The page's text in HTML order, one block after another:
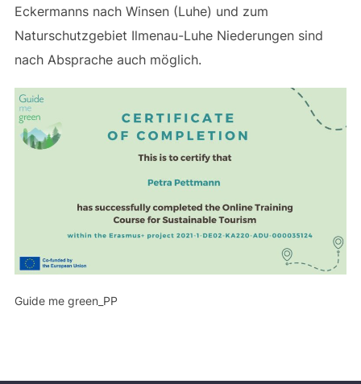
Eckermanns nach Winsen (Luhe) und zum
Naturschutzgebiet Ilmenau-Luhe Niederungen sind
nach Absprache auch möglich.
Guide me green_PP